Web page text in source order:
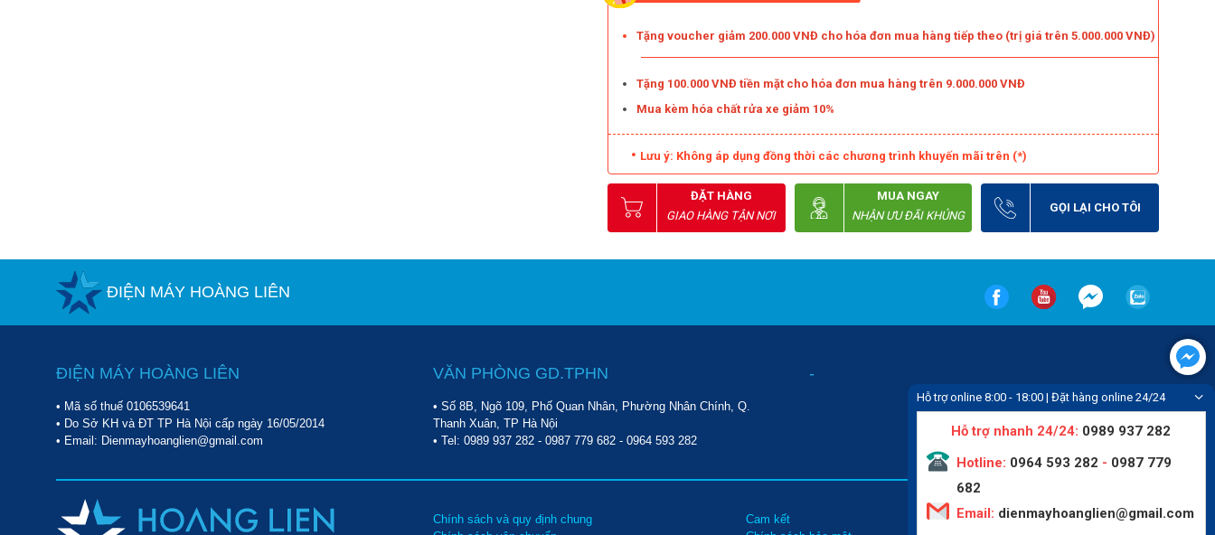
Tặng voucher giảm 200.000 VNĐ cho hóa đơn mua hàng tiếp theo (trị giá trên 5.000.000 VNĐ)
Tặng 100.000 VNĐ tiền mặt cho hóa đơn mua hàng trên 9.000.000 VNĐ
Mua kèm hóa chất rửa xe giảm 10%
Lưu ý: Không áp dụng đồng thời các chương trình khuyến mãi trên (*)
ĐẶT HÀNG
GIAO HÀNG TẬN NƠI
MUA NGAY
NHẬN ƯU ĐÃI KHỦNG
GỌI LẠI CHO TÔI
ĐIỆN MÁY HOÀNG LIÊN
ĐIỆN MÁY HOÀNG LIÊN
• Mã số thuế 0106539641
• Do Sở KH và ĐT TP Hà Nội cấp ngày 16/05/2014
• Email: Dienmayhoanglien@gmail.com
VĂN PHÒNG GD.TPHN
• Số 8B, Ngõ 109, Phố Quan Nhân, Phường Nhân Chính, Q.
Thanh Xuân, TP Hà Nội
• Tel: 0989 937 282- 0987 779 682- 0964 593 282
-
Chính sách và quy định chung
Cam kết
Tin tức
Hỗ trợ online 8:00 - 18:00 | Đặt hàng online 24/24
Hỗ trợ nhanh 24/24: 0989 937 282
Hotline: 0964 593 282 - 0987 779
682
Email: dienmayhoanglien@gmail.com